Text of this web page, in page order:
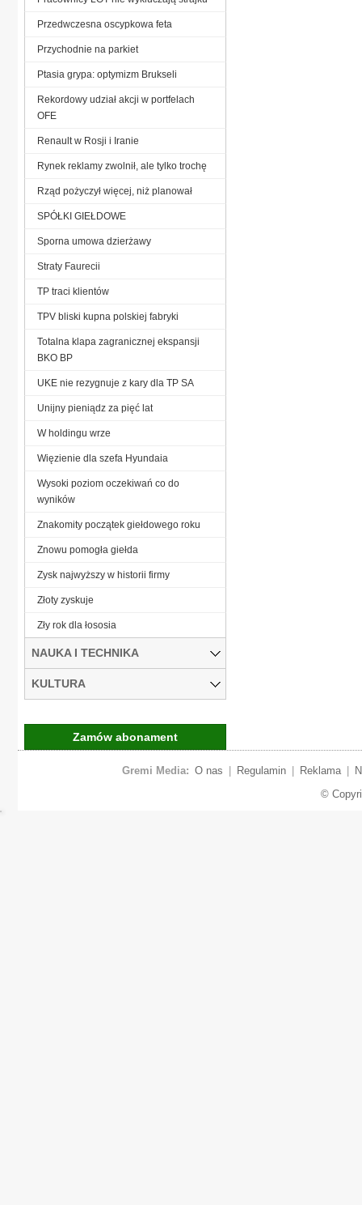
Przedwczesna oscypkowa feta
Przychodnie na parkiet
Ptasia grypa: optymizm Brukseli
Rekordowy udział akcji w portfelach
OFE
Renault w Rosji i Iranie
Rynek reklamy zwolnił, ale tylko trochę
Rząd pożyczył więcej, niż planował
SPÓŁKI GIEŁDOWE
Sporna umowa dzierżawy
Straty Faurecii
TP traci klientów
TPV bliski kupna polskiej fabryki
Totalna klapa zagranicznej ekspansji
BKO BP
UKE nie rezygnuje z kary dla TP SA
Unijny pieniądz za pięć lat
W holdingu wrze
Więzienie dla szefa Hyundaia
Wysoki poziom oczekiwań co do
wyników
Znakomity początek giełdowego roku
Znowu pomogła giełda
Zysk najwyższy w historii firmy
Złoty zyskuje
Zły rok dla łososia
NAUKA I TECHNIKA
KULTURA
Zamów abonament
Gremi Media: O nas Regulamin Reklama
©